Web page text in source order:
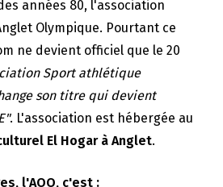
années 80, l'association
Olympique. Pourtant ce
ne devient officiel que le 20
Sport athlétique
son titre qui devient
. L'association est hébergée au
El Hogar à Anglet.
l'AOO, c'est :